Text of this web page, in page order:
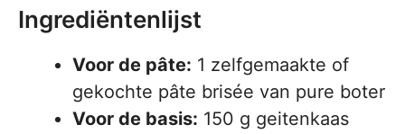
Ingrediëntenlijst
Voor de pâte: 1 zelfgemaakte of
gekochte pâte brisée van pure boter
Voor de basis: 150 g geitenkaas